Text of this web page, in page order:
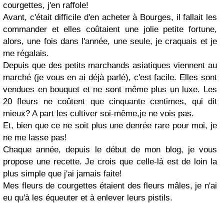
courgettes, j'en raffole!
Avant, c'était difficile d'en acheter à Bourges, il fallait les
commander et elles coûtaient une jolie petite fortune,
alors, une fois dans l'année, une seule, je craquais et je
me régalais.
Depuis que des petits marchands asiatiques viennent au
marché (je vous en ai déjà parlé), c'est facile. Elles sont
vendues en bouquet et ne sont même plus un luxe. Les
20 fleurs ne coûtent que cinquante centimes, qui dit
mieux? A part les cultiver soi-même,je ne vois pas.
Et, bien que ce ne soit plus une denrée rare pour moi, je
ne me lasse pas!
Chaque année, depuis le début de mon blog, je vous
propose une recette. Je crois que celle-là est de loin la
plus simple que j'ai jamais faite!
Mes fleurs de courgettes étaient des fleurs mâles, je n'ai
eu qu'à les équeuter et à enlever leurs pistils.